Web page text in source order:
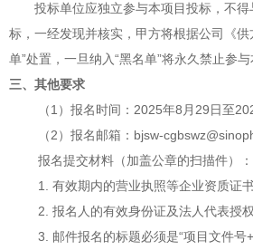
投标单位应独立参与本项目投标，不
标，一经发现并核实，甲方将根据公司《
单”处置，一旦纳入“黑名单”将永久禁止参与
三、其他要求
（1）报名时间：2025年8月29日至
（2）报名邮箱：bjsw-
报名提交材料（加盖公章的扫描件）：
1. 有效期内的营业执照等企业资质证书
2. 报名人的有效身份证及法人代表授
3. 邮件报名的标题必须是“项目文件号